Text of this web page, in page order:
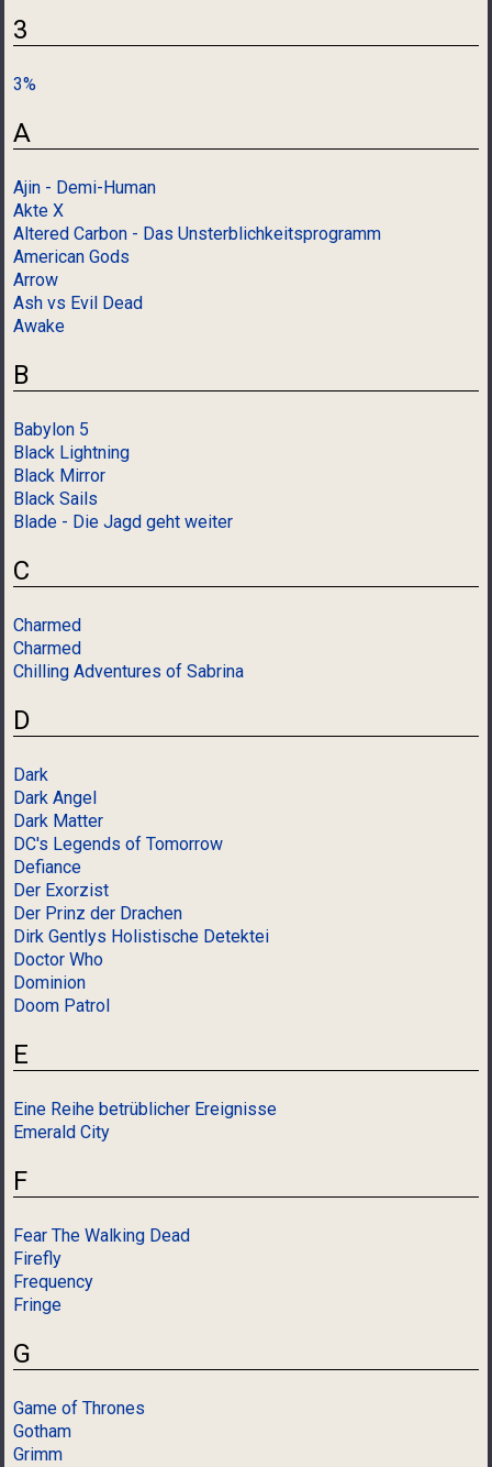
3
3%
A
Ajin - Demi-Human
Akte X
Altered Carbon - Das Unsterblichkeitsprogramm
American Gods
Arrow
Ash vs Evil Dead
Awake
B
Babylon 5
Black Lightning
Black Mirror
Black Sails
Blade - Die Jagd geht weiter
C
Charmed
Charmed
Chilling Adventures of Sabrina
D
Dark
Dark Angel
Dark Matter
DC's Legends of Tomorrow
Defiance
Der Exorzist
Der Prinz der Drachen
Dirk Gentlys Holistische Detektei
Doctor Who
Dominion
Doom Patrol
E
Eine Reihe betrüblicher Ereignisse
Emerald City
F
Fear The Walking Dead
Firefly
Frequency
Fringe
G
Game of Thrones
Gotham
Grimm